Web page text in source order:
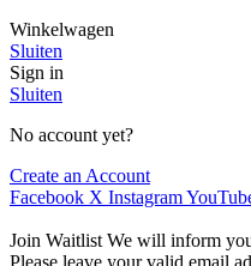
Winkelwagen
Sluiten
Sign in
Sluiten
No account yet?
Create an Account
Facebook X Instagram
Join Waitlist We will inform
Please leave your valid email